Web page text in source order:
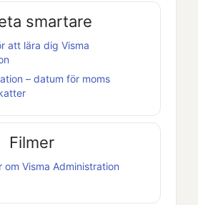
smartare
att lära dig Visma
– datum för moms
Filmer
om Visma Administration